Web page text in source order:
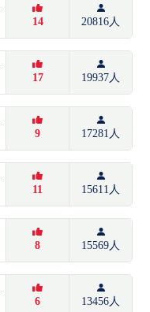
14 20816人
17 19937人
9 17281人
11 15611人
8 15569人
6 13456人